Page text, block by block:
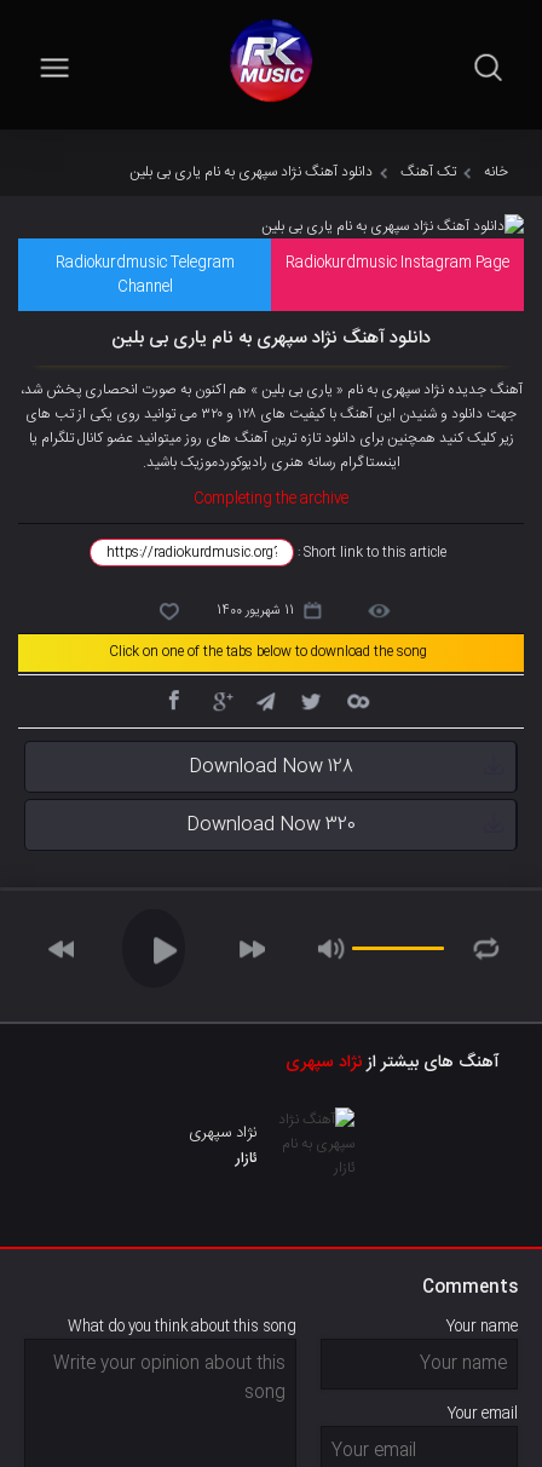
خانه تک آهنگ دانلود آهنگ نژاد سپهری به نام یاری بی بلین
Radiokurdmusic Instagram Page
Radiokurdmusic Telegram
Channel
دانلود آهنگ نژاد سپهری به نام یاری بی بلین
آهنگ جدیده نژاد سپهری به نام « یاری بی بلین » هم اکنون به صورت انحصاری پخش شد،
جهت دانلود و شنیدن این آهنگ با کیفیت های ۱۲۸ و ۳۲۰ می توانید روی یکی از تب های
زیر کلیک کنید همچنین برای دانلود تازه ترین آهنگ های روز میتوانیدعضو کانال تلگرام یا
اینستاگرام رسانه هنری رادیوکوردموزیک باشید.
Completing the archive
Short link to this article :
11 شهریور 1400
Click on one of the tabs below to download the song
Download Now 128
Download Now 320
آهنگ های بیشتر ازنژاد سپهری
نژاد سپهری
ئازار
Comments
Your name
Your email
What do you think about this song